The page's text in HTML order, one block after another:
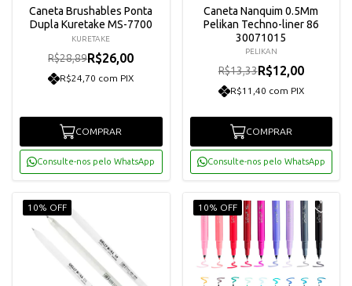
Caneta Brushables Ponta
Dupla Kuretake MS-7700
KURETAKE
R$28,89R$26,00
R$24,70 com PIX
COMPRAR
Consulte-nos pelo WhatsApp
Caneta Nanquim 0.5Mm
Pelikan Techno-liner 86
30071015
PELIKAN
R$13,33R$12,00
R$11,40 com PIX
COMPRAR
Consulte-nos pelo WhatsApp
10% OFF 10% OFF